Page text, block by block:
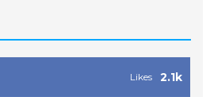
2.1k
Likes